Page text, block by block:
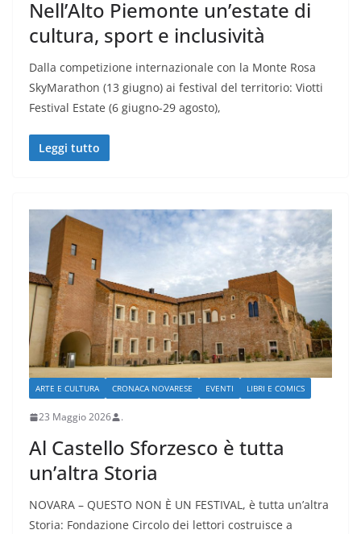
Nell’Alto Piemonte un’estate di
cultura, sport e inclusività
Dalla competizione internazionale con la Monte Rosa
SkyMarathon (13 giugno) ai festival del territorio: Viotti
Festival Estate (6 giugno-29 agosto),
Leggi tutto
ARTE E CULTURA CRONACA NOVARESE EVENTI LIBRI E COMICS
23 Maggio 2026 .
Al Castello Sforzesco è tutta
un’altra Storia
NOVARA – QUESTO NON È UN FESTIVAL, è tutta un’altra
Storia: Fondazione Circolo dei lettori costruisce a